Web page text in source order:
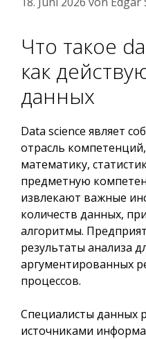
Что такое
как
данных
Data science являет
отрасль
математику,
предметную
извлекают важные
количеств данных,
алгоритмы.
результаты анализа
аргументированных
процессов.
Специалисты данных
источниками